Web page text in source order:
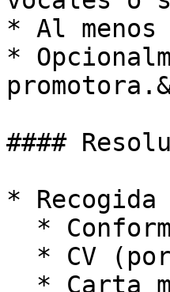
* Al
*
####
*